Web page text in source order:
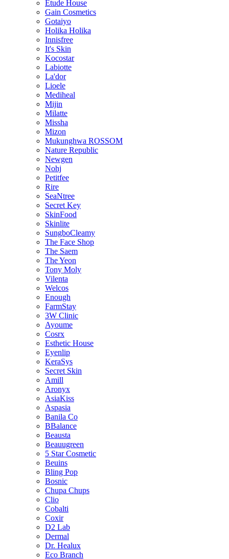
Etude House
Gain Cosmetics
Gotaiyo
Holika Holika
Innisfree
It's Skin
Kocostar
Labiotte
La'dor
Lioele
Mediheal
Mijin
Milatte
Missha
Mizon
Mukunghwa ROSSOM
Nature Republic
Newgen
Nohj
Petitfee
Rire
SeaNtree
Secret Key
SkinFood
Skinlite
SungboCleamy
The Face Shop
The Saem
The Yeon
Tony Moly
Vilenta
Welcos
Enough
FarmStay
3W Clinic
Ayoume
Cosrx
Esthetic House
Eyenlip
KeraSys
Secret Skin
Amill
Aronyx
AsiaKiss
Aspasia
Banila Co
BBalance
Beausta
Beauugreen
5 Star Cosmetic
Beuins
Bling Pop
Bosnic
Chupa Chups
Clio
Cobalti
Coxir
D2 Lab
Dermal
Dr. Healux
Eco Branch